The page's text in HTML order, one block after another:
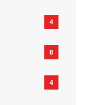
4
8
4